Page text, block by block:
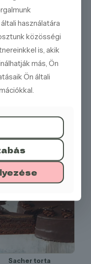
fényessége
Könnyű és
a nyár ízeit a
találkozásában!
ízletes desszertet!
Sacher torta
használatára
közösségi
is, akik
más, Ön
Ön általi